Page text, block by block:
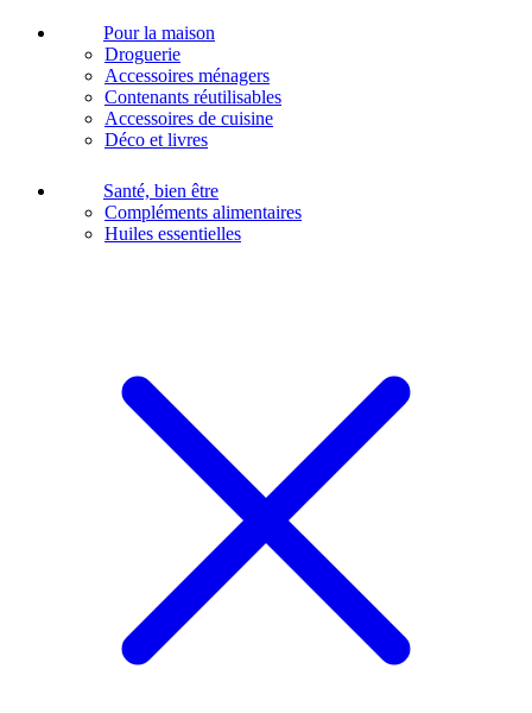
Pour la maison
Droguerie
Accessoires ménagers
Contenants réutilisables
Accessoires de cuisine
Déco et livres
Santé, bien être
Compléments alimentaires
Huiles essentielles